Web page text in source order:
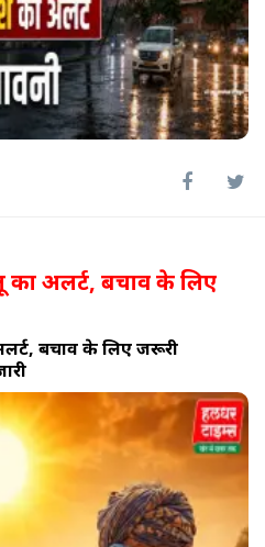
का अलर्ट, बचाव के लिए
बचाव के लिए जरूरी